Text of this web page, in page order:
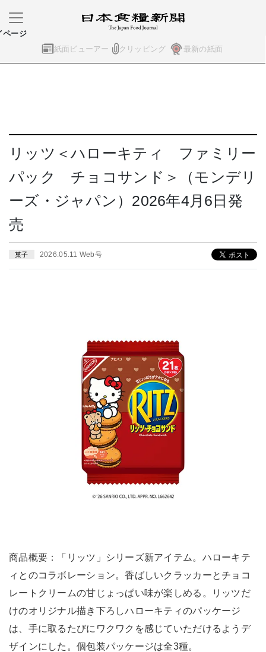
紙面ビューアー クリッピング 最新の紙面
ページ
リッツ＜ハローキティ ファミリー
パック チョコサンド＞（モンデリ
ーズ・ジャパン）2026年4月6日発
売
菓子 2026.05.11 Web号
商品概要：「リッツ」シリーズ新アイテム。ハローキテ
ィとのコラボレーション。香ばしいクラッカーとチョコ
レートクリームの甘じょっぱい味が楽しめる。リッツだ
けのオリジナル描き下ろしハローキティのパッケージ
は、手に取るたびにワクワクを感じていただけるようデ
ザインにした。個包装パッケージは全3種。